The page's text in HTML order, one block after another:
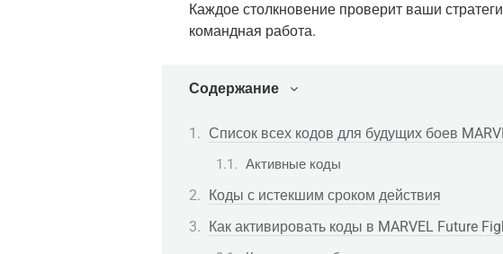
Каждое столкновение проверит ваши
командная работа.
Содержание
Список всех кодов для будущих боев
Активные коды
Коды с истекшим сроком действия
Как активировать коды в MARVEL Future